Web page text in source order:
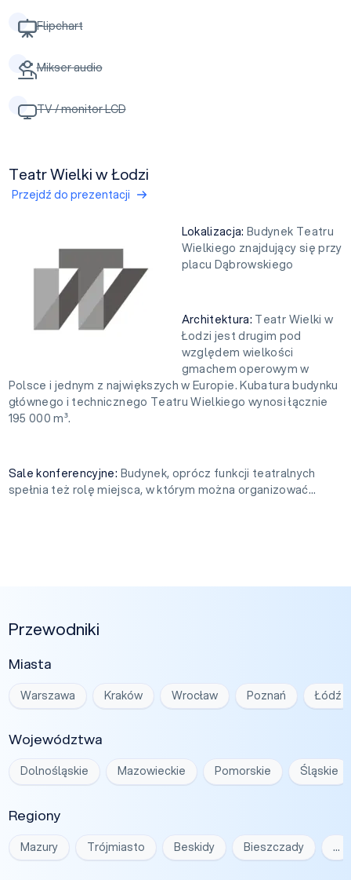
Flipchart
Mikser audio
TV / monitor LCD
Teatr Wielki w Łodzi
Przejdź do prezentacji
Lokalizacja: Budynek Teatru
Wielkiego znajdujący się przy
placu Dąbrowskiego
Architektura: Teatr Wielki w
Łodzi jest drugim pod
względem wielkości
gmachem operowym w
Polsce i jednym z największych w Europie. Kubatura budynku
głównego i technicznego Teatru Wielkiego wynosi łącznie
195 000 m³.
Sale konferencyjne: Budynek, oprócz funkcji teatralnych
spełnia też rolę miejsca, w którym można organizować...
Przewodniki
Miasta
Warszawa Kraków Wrocław Poznań Łódź
Województwa
Dolnośląskie Mazowieckie Pomorskie Śląskie
Regiony
Mazury Trójmiasto Beskidy Bieszczady …